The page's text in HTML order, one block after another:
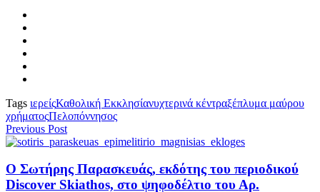
Tags ιερείςΚαθολική Εκκλησίανυχτερινά κέντραξέπλυμα μαύρου
χρήματοςΠελοπόννησος
Previous Post
Ο Σωτήρης Παρασκευάς, εκδότης του περιοδικού
Discover Skiathos, στο ψηφοδέλτιο του Αρ.